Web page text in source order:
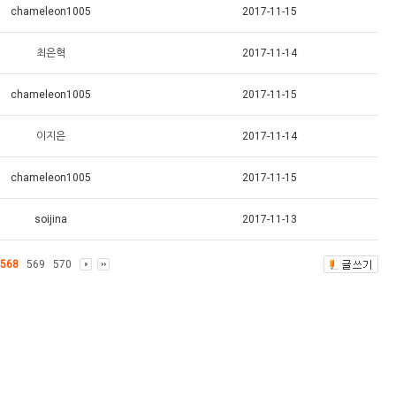
chameleon1005 2017-11-15
최은혁 2017-11-14
chameleon1005 2017-11-15
이지은 2017-11-14
chameleon1005 2017-11-15
soijina 2017-11-13
568 569 570